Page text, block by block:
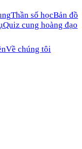
Thần số họcBản đồ
Quiz cung hoàng đạo
Về chúng tôi